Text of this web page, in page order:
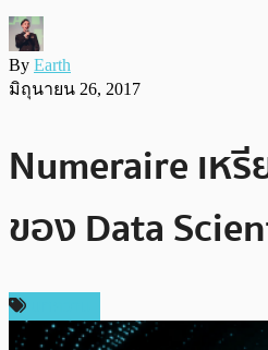
By Earth
มิถุนายน 26, 2017
Numeraire เห
ของ Data